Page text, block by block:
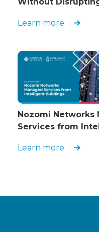
Without
Learn more
Nozomi Networks
Services from
Learn more